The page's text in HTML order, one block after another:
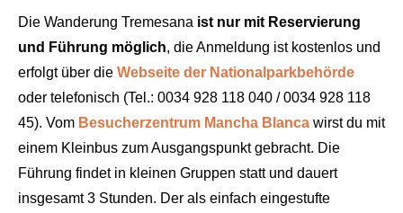
Die Wanderung Tremesana ist nur mit Reservierung
und Führung möglich, die Anmeldung ist kostenlos und
erfolgt über die Webseite der Nationalparkbehörde
oder telefonisch (Tel.: 0034 928 118 040 / 0034 928 118
45). Vom Besucherzentrum Mancha Blanca wirst du mit
einem Kleinbus zum Ausgangspunkt gebracht. Die
Führung findet in kleinen Gruppen statt und dauert
insgesamt 3 Stunden. Der als einfach eingestufte